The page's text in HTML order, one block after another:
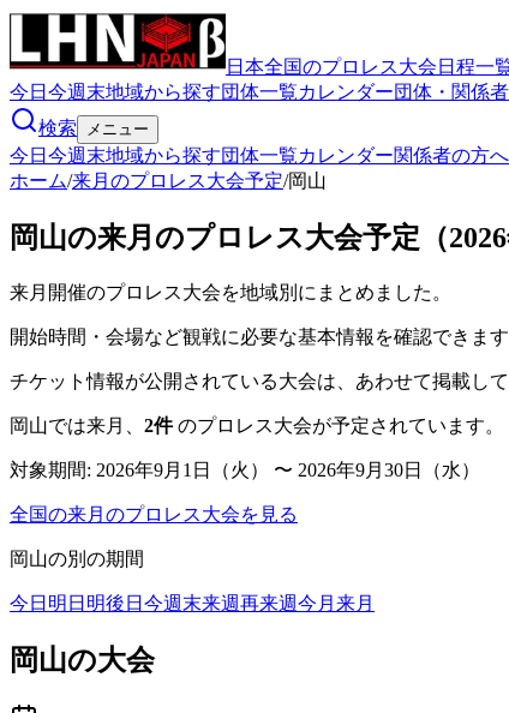
日本全国のプロレス大会日程一
今日 今週末地域から探す団体一覧カレンダー団体・関係
検索
メニュー
今日 今週末地域から探す団体一覧カレンダー関係者の方へ
ホーム/来月のプロレス大会予定/岡山
岡山の来月のプロレス大会予定（
来月開催のプロレス大会を地域別にまとめました。
開始時間・会場など観戦に必要な基本情報を確認できます
チケット情報が公開されている大会は、あわせて掲載して
岡山では来月、 2件のプロレス大会が予定されています。
対象期間: 2026年9月1日（火） 〜 2026年9月30日（水）
全国の来月のプロレス大会を見る
岡山の別の期間
今日 明日 明後日 今週末来週再来週今月 来月
岡山の大会